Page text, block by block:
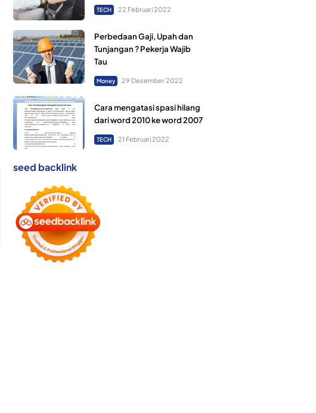
TECH 22 Februari 2022
Perbedaan Gaji, Upah dan
Tunjangan ? Pekerja Wajib
Tau
Money 29 Desember 2022
Cara mengatasi spasi hilang
dari word 2010 ke word 2007
TECH 21 Februari 2022
seed backlink